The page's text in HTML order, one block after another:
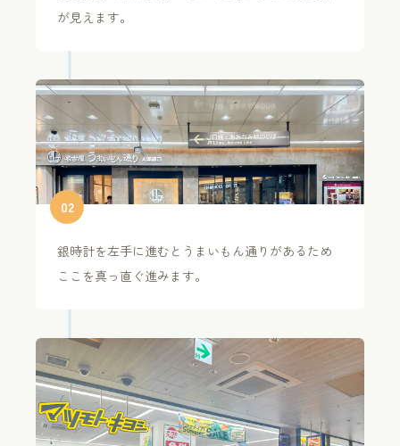
が見えます。
02
銀時計を左手に進むとうまいもん通りがあるため
ここを真っ直ぐ進みます。